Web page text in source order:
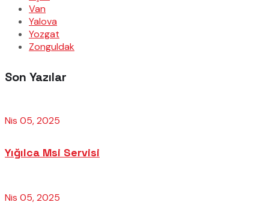
Van
Yalova
Yozgat
Zonguldak
Son Yazılar
Nis 05, 2025
Yığılca Msi Servisi
Nis 05, 2025